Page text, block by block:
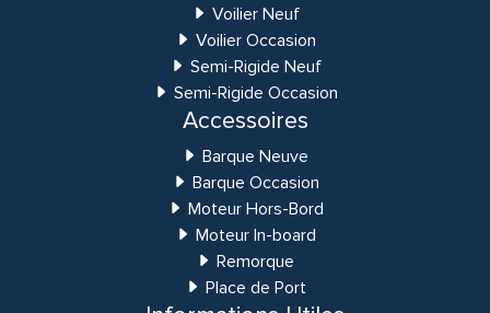
Voilier Neuf
Voilier Occasion
Semi-Rigide Neuf
Semi-Rigide Occasion
Accessoires
Barque Neuve
Barque Occasion
Moteur Hors-Bord
Moteur In-board
Remorque
Place de Port